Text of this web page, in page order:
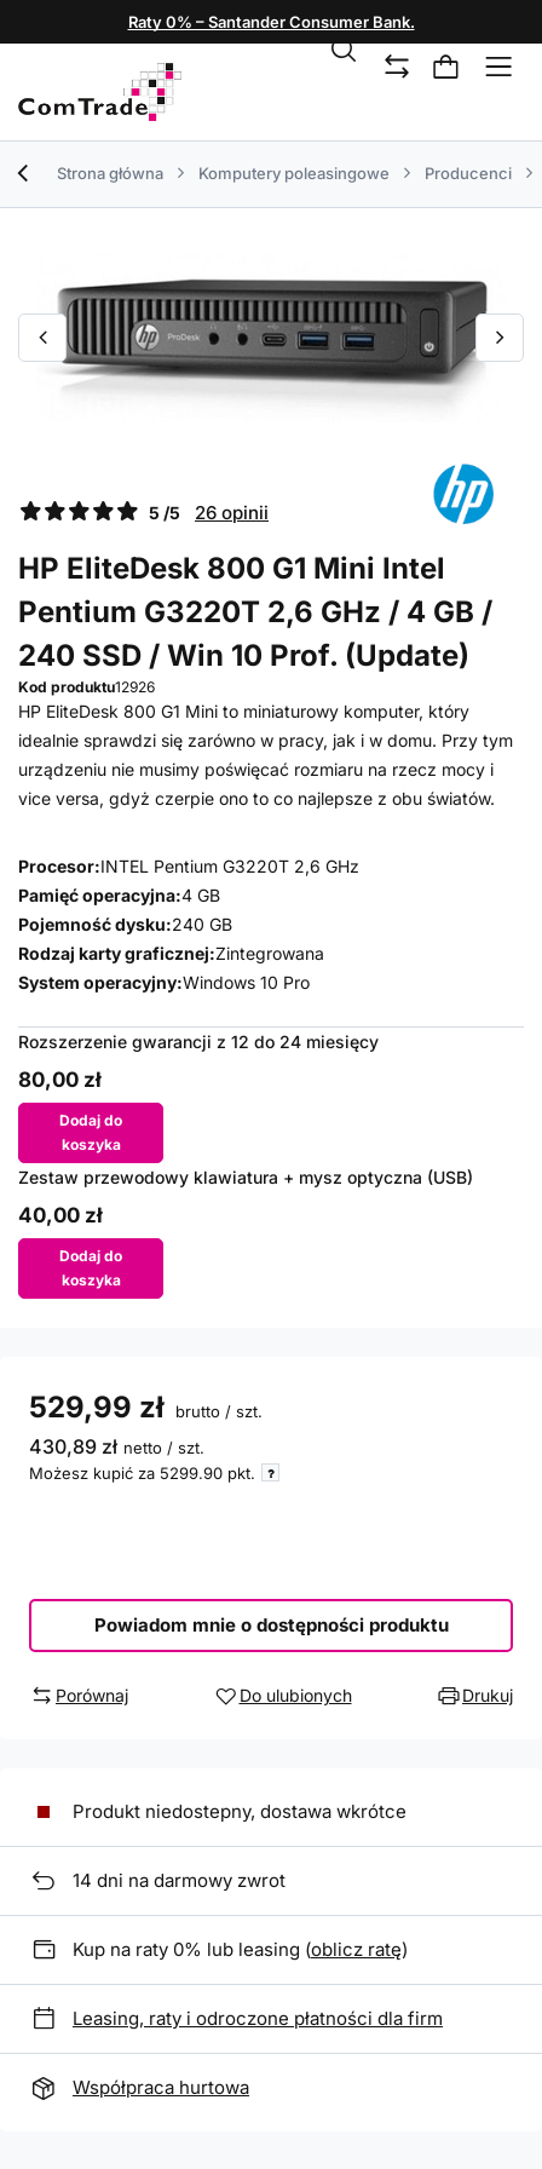
Raty 0% – Santander Consumer Bank.
Strona główna Komputery poleasingowe Producenci
5 /5 26 opinii
HP EliteDesk 800 G1 Mini Intel
Pentium G3220T 2,6 GHz / 4 GB /
240 SSD / Win 10 Prof. (Update)
Kod produktu12926
HP EliteDesk 800 G1 Mini to miniaturowy komputer, który
idealnie sprawdzi się zarówno w pracy, jak i w domu. Przy tym
urządzeniu nie musimy poświęcać rozmiaru na rzecz mocy i
vice versa, gdyż czerpie ono to co najlepsze z obu światów.
Procesor:INTEL Pentium G3220T 2,6 GHz
Pamięć operacyjna:4 GB
Pojemność dysku:240 GB
Rodzaj karty graficznej:Zintegrowana
System operacyjny:Windows 10 Pro
Rozszerzenie gwarancji z 12 do 24 miesięcy
80,00 zł
Dodaj do
koszyka
Zestaw przewodowy klawiatura + mysz optyczna (USB)
40,00 zł
Dodaj do
koszyka
529,99 zł brutto / szt.
430,89 zł netto / szt.
Możesz kupić za 5299.90 pkt.
Powiadom mnie o dostępności produktu
Porównaj Do ulubionych Drukuj
Produkt niedostepny, dostawa wkrótce
14 dni na darmowy zwrot
Kup na raty 0% lub leasing (oblicz ratę)
Leasing, raty i odroczone płatności dla firm
Współpraca hurtowa